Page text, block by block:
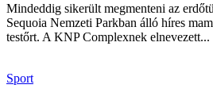
Mindeddig sikerült megmenteni az
Sequoia Nemzeti Parkban álló híres
testőrt. A KNP Complexnek elnevezett...
Sport